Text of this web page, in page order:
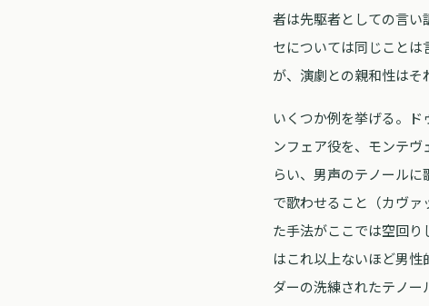
者は先駆者としての言い
セについては同じこと
が、演劇との親和性はそ
いくつか例を挙げる。
ンフェア役を、モンテ
らい、男声のテノール
で歌わせること（カヴ
た手法がここでは空回り
はこれ以上ないほど男
ダーの洗練されたテノ